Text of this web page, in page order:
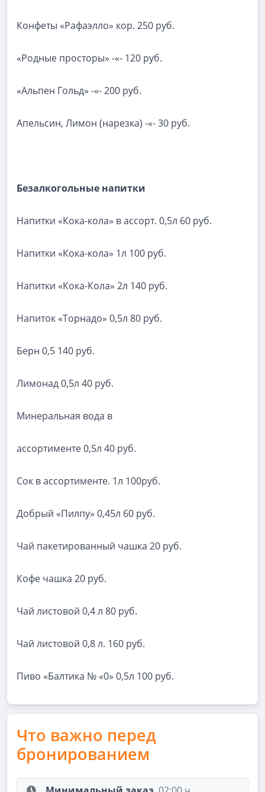
Конфеты «Рафаэлло» кор. 250 руб.
«Родные просторы» -«- 120 руб.
«Альпен Гольд» -«- 200 руб.
Апельсин, Лимон (нарезка) -«- 30 руб.
Безалкогольные напитки
Напитки «Кока-кола» в ассорт. 0,5л 60 руб.
Напитки «Кока-кола» 1л 100 руб.
Напитки «Кока-Кола» 2л 140 руб.
Напиток «Торнадо» 0,5л 80 руб.
Берн 0,5 140 руб.
Лимонад 0,5л 40 руб.
Минеральная вода в
ассортименте 0,5л 40 руб.
Сок в ассортименте. 1л 100руб.
Добрый «Пилпу» 0,45л 60 руб.
Чай пакетированный чашка 20 руб.
Кофе чашка 20 руб.
Чай листовой 0,4 л 80 руб.
Чай листовой 0,8 л. 160 руб.
Пиво «Балтика № «0» 0,5л 100 руб.
Что важно перед
бронированием